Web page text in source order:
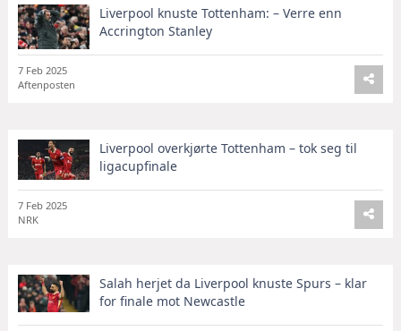
Liverpool knuste Tottenham: – Verre enn
Accrington Stanley
7 Feb 2025
Aftenposten
Liverpool overkjørte Tottenham – tok seg til
ligacupfinale
7 Feb 2025
NRK
Salah herjet da Liverpool knuste Spurs – klar
for finale mot Newcastle